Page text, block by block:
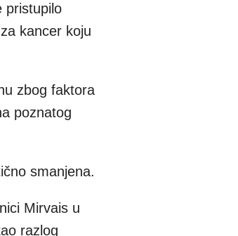
pristupilo
kancer koju
zbog faktora
poznatog
smanjena.
Mirvais u
razlog